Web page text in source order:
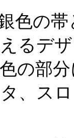
色の帯
るデ
の部
、ス